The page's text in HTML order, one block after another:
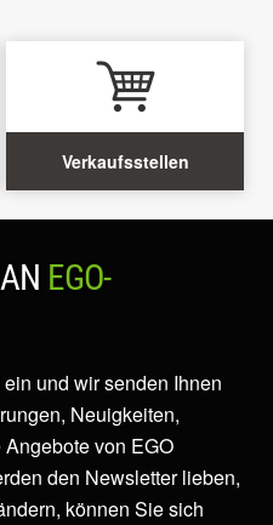
Verkaufsstellen
EGO-
und wir senden Ihnen
Neuigkeiten,
von EGO
den Newsletter lieben,
können Sie sich